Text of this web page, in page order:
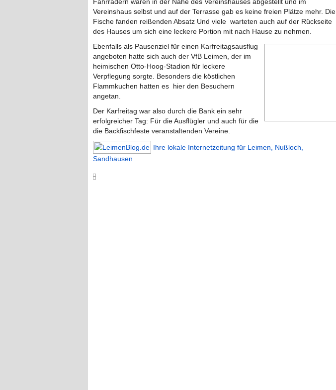
Vereinshaus selbst und auf der Terrasse gab es keine freien Plätze mehr. Die
Fische fanden reißenden Absatz Und viele warteten auch auf der Rückseite
des Hauses um sich eine leckere Portion mit nach Hause zu nehmen.
Ebenfalls als Pausenziel für einen Karfreitagsausflug
angeboten hatte sich auch der VfB Leimen, der im
heimischen Otto-Hoog-Stadion für leckere
Verpflegung sorgte. Besonders die köstlichen
Flammkuchen hatten es hier den Besuchern
angetan.
Der Karfreitag war also durch die Bank ein sehr
erfolgreicher Tag: Für die Ausflügler und auch für die
die Backfischfeste veranstaltenden Vereine.
Ihre lokale Internetzeitung für Leimen, Nußloch,
Sandhausen